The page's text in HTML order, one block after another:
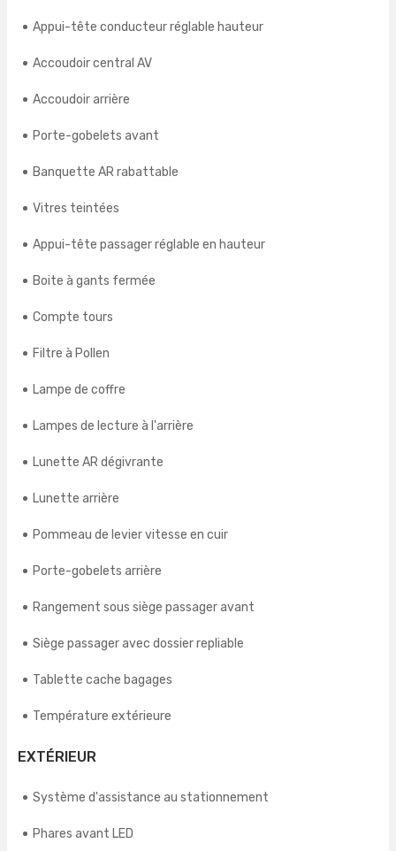
Appui-tête conducteur réglable hauteur
Accoudoir central AV
Accoudoir arrière
Porte-gobelets avant
Banquette AR rabattable
Vitres teintées
Appui-tête passager réglable en hauteur
Boite à gants fermée
Compte tours
Filtre à Pollen
Lampe de coffre
Lampes de lecture à l'arrière
Lunette AR dégivrante
Lunette arrière
Pommeau de levier vitesse en cuir
Porte-gobelets arrière
Rangement sous siège passager avant
Siège passager avec dossier repliable
Tablette cache bagages
Température extérieure
EXTÉRIEUR
Système d'assistance au stationnement
Phares avant LED